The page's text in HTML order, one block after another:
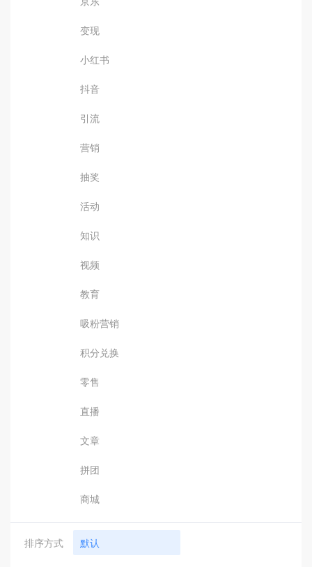
变现
小红书
抖音
引流
营销
抽奖
活动
知识
视频
教育
吸粉营销
积分兑换
零售
直播
文章
拼团
商城
排序方式 默认